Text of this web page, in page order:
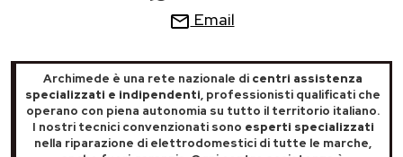
Email
Archimede è una rete nazionale di centri assistenza
specializzati e indipendenti, professionisti qualificati che
operano con piena autonomia su tutto il territorio italiano.
I nostri tecnici convenzionati sono esperti specializzati
nella riparazione di elettrodomestici di tutte le marche,